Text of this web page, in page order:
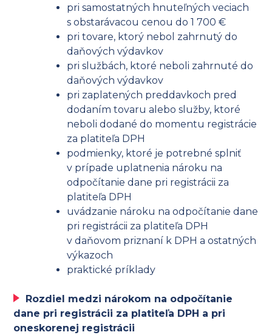
pri samostatných hnuteľných veciach
s obstarávacou cenou do 1 700 €
pri tovare, ktorý nebol zahrnutý do
daňových výdavkov
pri službách, ktoré neboli zahrnuté do
daňových výdavkov
pri zaplatených preddavkoch pred
dodaním tovaru alebo služby, ktoré
neboli dodané do momentu registrácie
za platiteľa DPH
podmienky, ktoré je potrebné splniť
v prípade uplatnenia nároku na
odpočítanie dane pri registrácii za
platiteľa DPH
uvádzanie nároku na odpočítanie dane
pri registrácii za platiteľa DPH
v daňovom priznaní k DPH a ostatných
výkazoch
praktické príklady
Rozdiel medzi nárokom na odpočítanie
dane pri registrácii za platiteľa DPH a pri
oneskorenej registrácii